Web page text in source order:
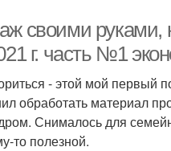
своими руками,
г. часть №1
- этой мой
обработать материал
Снималось для
то полезной.